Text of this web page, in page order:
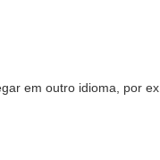
em outro idioma, por ex.